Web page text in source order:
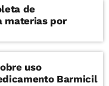
de
materias por
uso
Barmicil